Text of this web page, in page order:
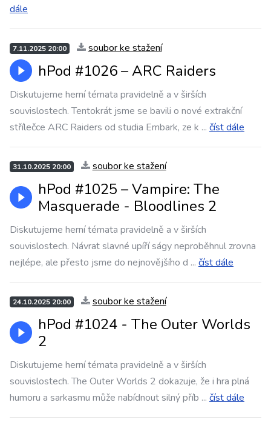
dále
7.11.2025 20:00 soubor ke stažení
hPod #1026 –⁠⁠⁠⁠⁠⁠ ARC Raiders
Diskutujeme herní témata pravidelně a v širších
souvislostech. Tentokrát jsme se bavili o nové extrakční
střílečce ARC Raiders od studia Embark, ze k ... číst dále
31.10.2025 20:00 soubor ke stažení
hPod #1025 –⁠⁠⁠⁠⁠⁠ Vampire: The
Masquerade - Bloodlines 2
Diskutujeme herní témata pravidelně a v širších
souvislostech. Návrat slavné upíří ságy neproběhnul zrovna
nejlépe, ale přesto jsme do nejnovějšího d ... číst dále
24.10.2025 20:00 soubor ke stažení
hPod #1024 - The Outer Worlds
2
Diskutujeme herní témata pravidelně a v širších
souvislostech. The Outer Worlds 2 dokazuje, že i hra plná
humoru a sarkasmu může nabídnout silný příb ... číst dále